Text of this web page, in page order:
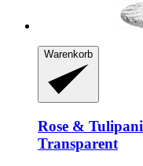
Warenkorb
Rose & Tulipani
Transparent